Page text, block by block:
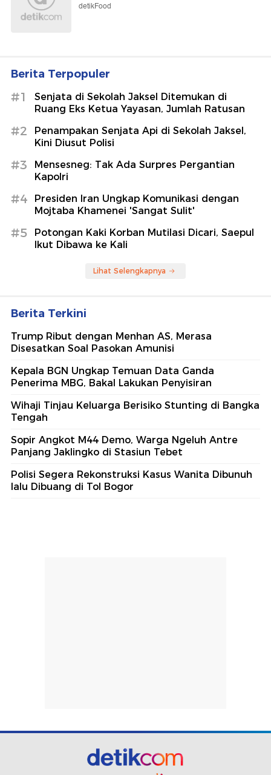
detikFood
Berita Terpopuler
#1
Senjata di Sekolah Jaksel Ditemukan di
Ruang Eks Ketua Yayasan, Jumlah Ratusan
#2
Penampakan Senjata Api di Sekolah Jaksel,
Kini Diusut Polisi
#3
Mensesneg: Tak Ada Surpres Pergantian
Kapolri
#4
Presiden Iran Ungkap Komunikasi dengan
Mojtaba Khamenei 'Sangat Sulit'
#5
Potongan Kaki Korban Mutilasi Dicari, Saepul
Ikut Dibawa ke Kali
Lihat Selengkapnya
Berita Terkini
Trump Ribut dengan Menhan AS, Merasa
Disesatkan Soal Pasokan Amunisi
Kepala BGN Ungkap Temuan Data Ganda
Penerima MBG, Bakal Lakukan Penyisiran
Wihaji Tinjau Keluarga Berisiko Stunting di Bangka
Tengah
Sopir Angkot M44 Demo, Warga Ngeluh Antre
Panjang Jaklingko di Stasiun Tebet
Polisi Segera Rekonstruksi Kasus Wanita Dibunuh
lalu Dibuang di Tol Bogor